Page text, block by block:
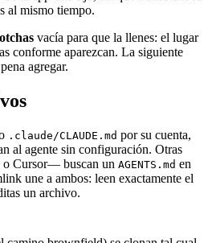
al mismo tiempo.
vacía para que la llenes: el lugar
conforme aparezcan. La siguiente
agregar.
.claude/CLAUDE.md por su cuenta,
al agente sin configuración. Otras
Cursor— buscan un AGENTS.md en
une a ambos: leen exactamente el
un archivo.